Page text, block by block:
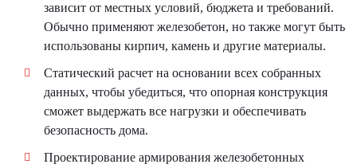
зависит от местных условий, бюджета и требований.
Обычно применяют железобетон, но также могут быть
использованы кирпич, камень и другие материалы.
Статический расчет на основании всех собранных
данных, чтобы убедиться, что опорная конструкция
сможет выдержать все нагрузки и обеспечивать
безопасность дома.
Проектирование армирования железобетонных